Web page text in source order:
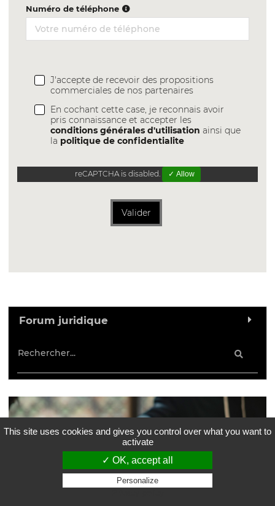
Numéro de téléphone
J'accepte de recevoir des propositions
commerciales de nos partenaires
En cochant cette case, je reconnais avoir
pris connaissance et accepter les
conditions générales d'utilisation ainsi que
la politique de confidentialite
reCAPTCHA is disabled. ✓ Allow
Valider
Forum juridique
This site uses cookies and gives you control over what you want to
activate
✓ OK, accept all
Personalize